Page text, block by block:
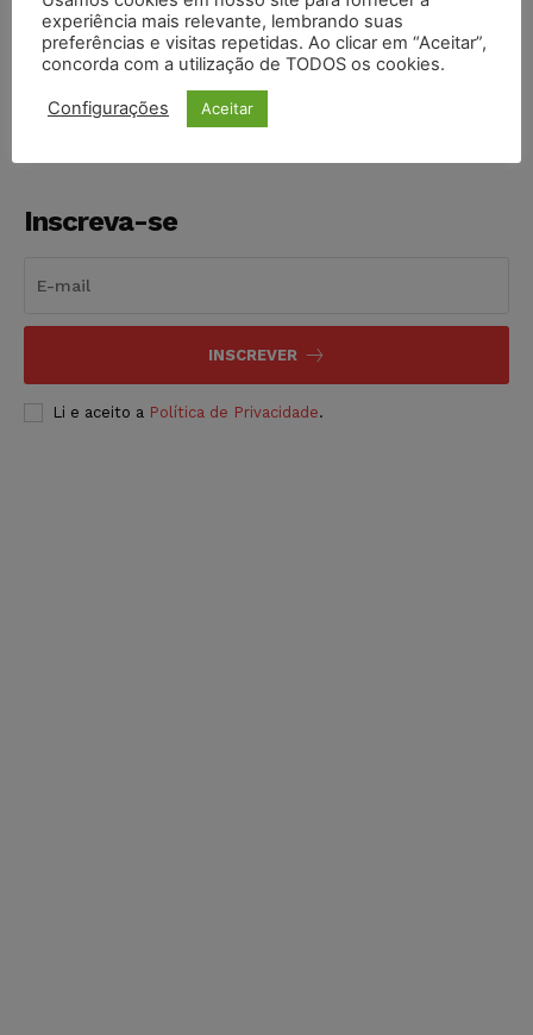
COMPARTILHE
Inscreva-se
INSCREVER
Li e aceito a Política de Privacidade.
experiência mais relevante, lembrando suas
preferências e visitas repetidas. Ao clicar em “Aceitar”,
concorda com a utilização de TODOS os cookies.
Configurações Aceitar